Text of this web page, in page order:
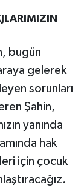
bugün
gelerek
sorunları
Şahin,
yanında
hak
için çocuk